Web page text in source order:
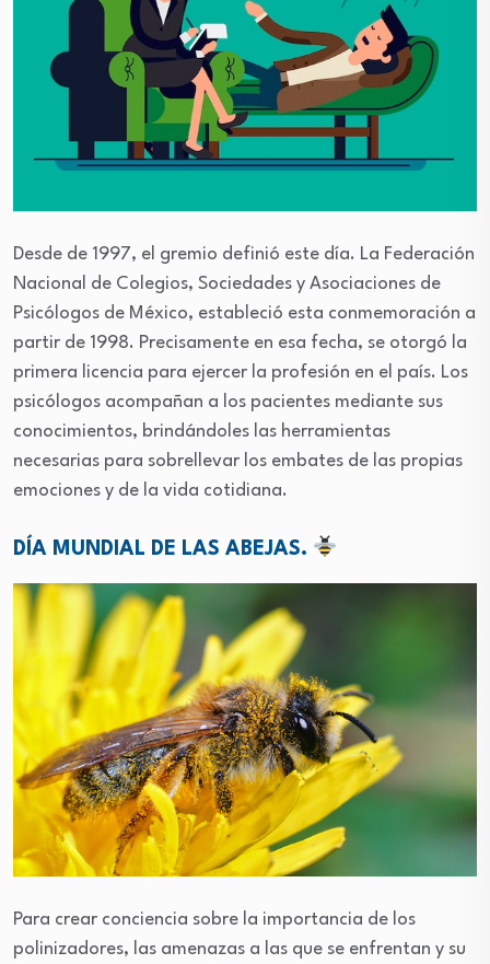
Desde de 1997, el gremio definió este día. La Federación
Nacional de Colegios, Sociedades y Asociaciones de
Psicólogos de México, estableció esta conmemoración a
partir de 1998. Precisamente en esa fecha, se otorgó la
primera licencia para ejercer la profesión en el país. Los
psicólogos acompañan a los pacientes mediante sus
conocimientos, brindándoles las herramientas
necesarias para sobrellevar los embates de las propias
emociones y de la vida cotidiana.
DÍA MUNDIAL DE LAS ABEJAS.
Para crear conciencia sobre la importancia de los
polinizadores, las amenazas a las que se enfrentan y su